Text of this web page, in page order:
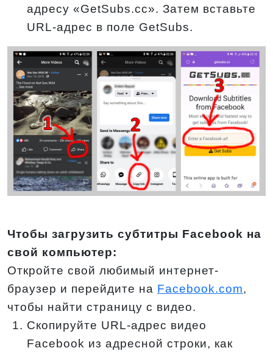
адресу «GetSubs.cc». Затем вставьте
URL-адрес в поле GetSubs.
Чтобы загрузить субтитры Facebook на
свой компьютер:
Откройте свой любимый интернет-
браузер и перейдите на Facebook.com,
чтобы найти страницу с видео.
Скопируйте URL-адрес видео
Facebook из адресной строки, как